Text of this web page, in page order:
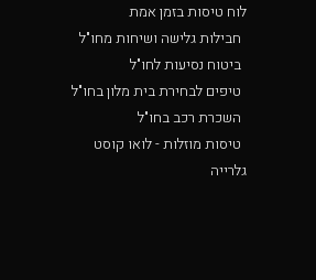
לוח טיסות בזמן אמת
חבילות גלישה ושיחות מחו"ל
ביטוח נסיעות לחו"ל
טיפים לבחירת בית מלון בחו"ל
השכרת רכב בחו"ל
טיסות מוזלות - לואו קוסט
גלרייה